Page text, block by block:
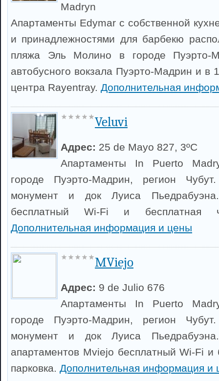
Madryn
Апартаменты Edymar с собственной
и принадлежностями для барбекю
пляжа Эль Молино в городе
автобусного вокзала Пуэрто-Мадрин и в
центра Rayentray. Дополнительная
Veluvi
Адрес: 25 de Mayo 827, 3ºC
Апартаменты In Puerto
городе Пуэрто-Мадрин, регион
монумент и док Луиса
бесплатный Wi-Fi и бесплатная
Дополнительная информация и цены
MViejo
Адрес: 9 de Julio 676
Апартаменты In Puerto
городе Пуэрто-Мадрин, регион
монумент и док Луиса
апартаментов Mviejo бесплатный Wi-Fi и
парковка. Дополнительная информация и